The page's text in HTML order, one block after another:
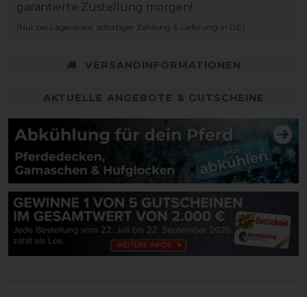
garantierte Zustellung morgen!
(Nur bei Lagerware, sofortiger Zahlung & Lieferung in DE)
VERSANDINFORMATIONEN
AKTUELLE ANGEBOTE & GUTSCHEINE